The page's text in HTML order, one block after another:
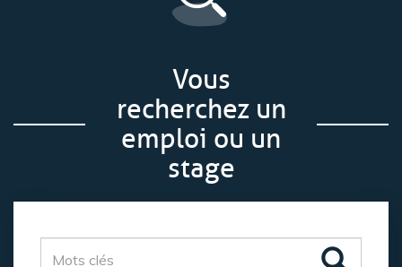
Vous
recherchez un
emploi ou un
stage